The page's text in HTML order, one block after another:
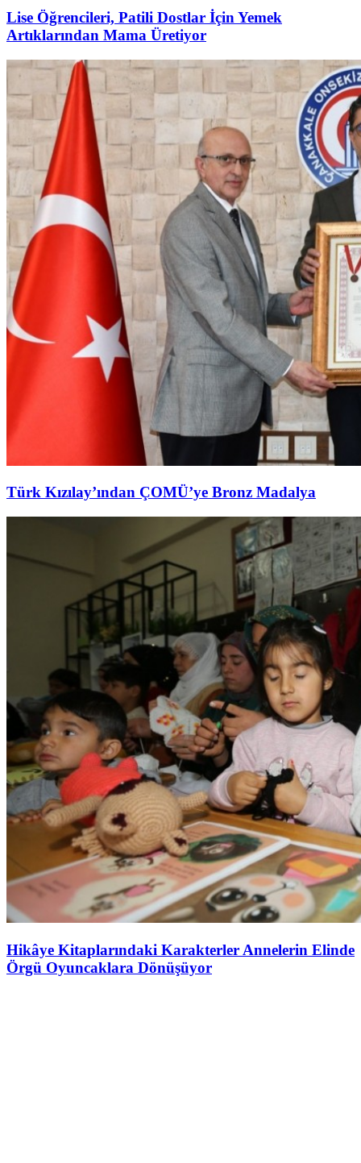
Lise Öğrencileri, Patili Dostlar İçin Yemek
Artıklarından Mama Üretiyor
Türk Kızılay’ından ÇOMÜ’ye Bronz Madalya
Hikâye Kitaplarındaki Karakterler Annelerin Elinde
Örgü Oyuncaklara Dönüşüyor